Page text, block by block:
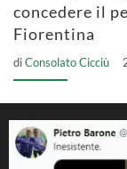
concedere il
Fiorentina
diConsolato Cicciù